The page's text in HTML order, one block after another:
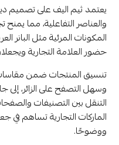
يعتمد ثيم اليف على تصميم
والعناصر التفاعلية، مما
المكونات المرئية مثل
حضور العلامة التجارية
تنسيق المنتجات ضمن
وسهل التصفح على الزائر،
التنقل بين التصنيفات
الماركات التجارية تساهم في
ووضوحًا.